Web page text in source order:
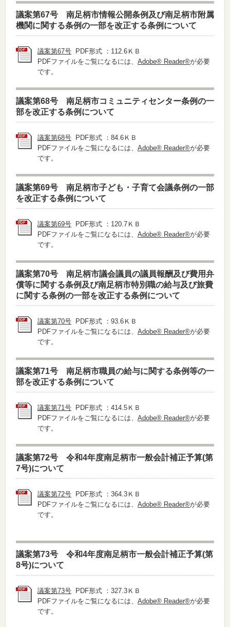
議案第67号 南足柄市情報公開条例及び南足柄市附属
機関に関する条例の一部を改正する条例について
議案第67号 PDF形式 ：112.6ＫＢ
PDFファイルをご覧になるには、 Adobe® Reader®が必要
です。
議案第68号 南足柄市コミュニティセンター条例の一
部を改正する条例について
議案第68号 PDF形式 ：84.6ＫＢ
PDFファイルをご覧になるには、 Adobe® Reader®が必要
です。
議案第69号 南足柄市子ども・子育て会議条例の一部
を改正する条例について
議案第69号 PDF形式 ：120.7ＫＢ
PDFファイルをご覧になるには、 Adobe® Reader®が必要
です。
議案第70号 南足柄市議会議員の議員報酬及び費用弁
償等に関する条例及び南足柄市特別職の給与及び旅費
に関する条例の一部を改正する条例について
議案第70号 PDF形式 ：93.6ＫＢ
PDFファイルをご覧になるには、 Adobe® Reader®が必要
です。
議案第71号 南足柄市職員の給与に関する条例等の一
部を改正する条例について
議案第71号 PDF形式 ：414.5ＫＢ
PDFファイルをご覧になるには、 Adobe® Reader®が必要
です。
議案第72号 令和4年度南足柄市一般会計補正予算(第
7号)について
議案第72号 PDF形式 ：364.3ＫＢ
PDFファイルをご覧になるには、 Adobe® Reader®が必要
です。
議案第73号 令和4年度南足柄市一般会計補正予算(第
8号)について
議案第73号 PDF形式 ：327.3ＫＢ
PDFファイルをご覧になるには、 Adobe® Reader®が必要
です。